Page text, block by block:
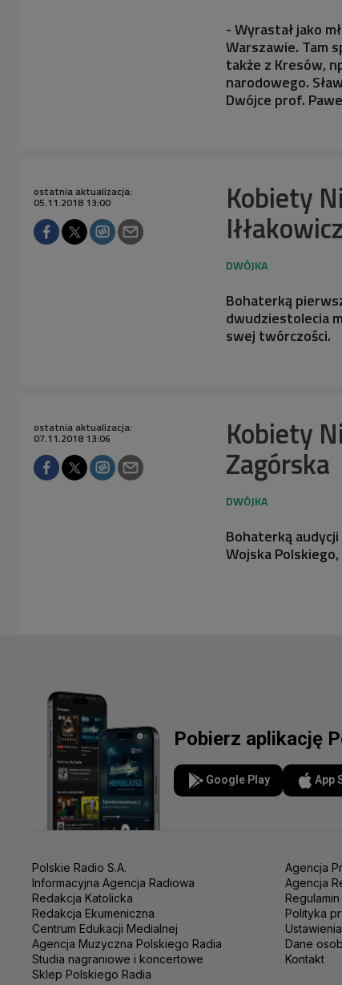
- Wyrastał jako
Warszawie. Tam
także z Kresów,
narodowego.
Dwójce prof.
Kobiety
ostatnia aktualizacja:
05.11.2018 13:00
Bohaterką
dwudziestolecia
swej twórczości.
Kobiety
Zagórska
ostatnia aktualizacja:
07.11.2018 13:06
Bohaterką audycji
Wojska
Pobierz aplikację
Google Play App
Polskie Radio S.A.
Informacyjna Agencja Radiowa
Redakcja Katolicka
Redakcja Ekumeniczna
Centrum Edukacji Medialnej
Agencja Muzyczna Polskiego Radia
Studia nagraniowe i koncertowe
Sklep Polskiego Radia
Agencja
Agencja
Polityka
Dane
Kontakt